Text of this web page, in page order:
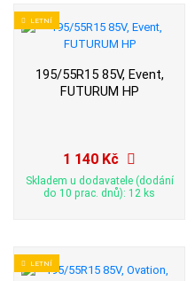
LETNÍ
195/55R15 85V, Event,
FUTURUM HP
1 140 Kč
Skladem u dodavatele (dodání
do 10 prac. dnů): 12 ks
LETNÍ